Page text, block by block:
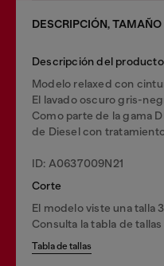
DESCRIPCIÓN, TAMAÑO
Descripción del producto
Modelo relaxed con
El lavado oscuro gris-
Como parte de la gama
de Diesel con
ID: A0637009N21
Corte
El modelo viste una talla
Consulta la tabla de
Tabla de tallas